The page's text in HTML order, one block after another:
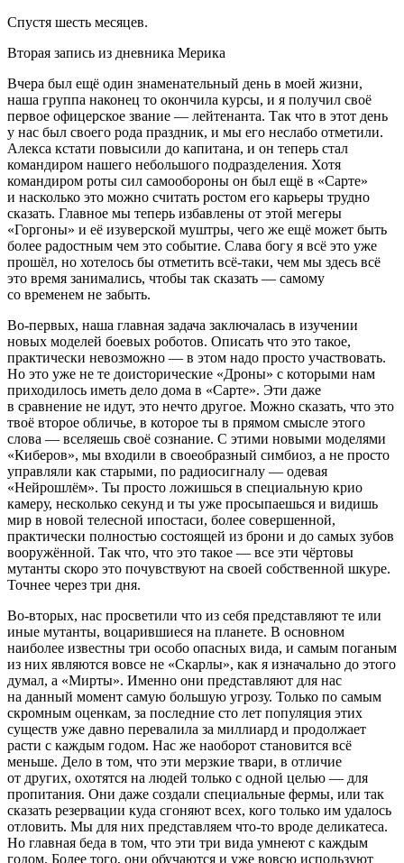
Спустя шесть месяцев.
Вторая запись из дневника Мерика
Вчера был ещё один знаменательный день в моей жизни,
наша группа наконец то окончила курсы, и я получил своё
первое офицерское звание — лейтенанта. Так что в этот день
у нас был своего рода праздник, и мы его неслабо отметили.
Алекса кстати повысили до капитана, и он теперь стал
командиром нашего небольшого подразделения. Хотя
командиром роты сил самообороны он был ещё в «Сарте»
и насколько это можно считать ростом его карьеры трудно
сказать. Главное мы теперь избавлены от этой мегеры
«Горгоны» и её изуверской муштры, чего же ещё может быть
более радостным чем это событие. Слава богу я всё это уже
прошёл, но хотелось бы отметить всё-таки, чем мы здесь всё
это время занимались, чтобы так сказать — самому
со временем не забыть.
Во-первых, наша главная задача заключалась в изучении
новых моделей боевых роботов. Описать что это такое,
практически невозможно — в этом надо просто участвовать.
Но это уже не те доисторические «Дроны» с которыми нам
приходилось иметь дело дома в «Сарте». Эти даже
в сравнение не идут, это нечто другое. Можно сказать, что это
твоё второе обличье, в которое ты в прямом смысле этого
слова — вселяешь своё сознание. С этими новыми моделями
«Киберов», мы входили в своеобразный симбиоз, а не просто
управляли как старыми, по радиосигналу — одевая
«Нейрошлём». Ты просто ложишься в специальную крио
камеру, несколько секунд и ты уже просыпаешься и видишь
мир в новой телесной ипостаси, более совершенной,
практически полностью состоящей из брони и до самых зубов
вооружённой. Так что, что это такое — все эти чёртовы
мутанты скоро это почувствуют на своей собственной шкуре.
Точнее через три дня.
Во-вторых, нас просветили что из себя представляют те или
иные мутанты, воцарившиеся на планете. В основном
наиболее известны три особо опасных вида, и самым поганым
из них являются вовсе не «Скарлы», как я изначально до этого
думал, а «Мирты». Именно они представляют для нас
на данный момент самую большую угрозу. Только по самым
скромным оценкам, за последние сто лет популяция этих
существ уже давно перевалила за миллиард и продолжает
расти с каждым годом. Нас же наоборот становится всё
меньше. Дело в том, что эти мерзкие твари, в отличие
от других, охотятся на людей только с одной целью — для
пропитания. Они даже создали специальные фермы, или так
сказать резервации куда сгоняют всех, кого только им удалось
отловить. Мы для них представляем что-то вроде деликатеса.
Но главная беда в том, что эти три вида умнеют с каждым
годом. Более того, они обучаются и уже вовсю используют